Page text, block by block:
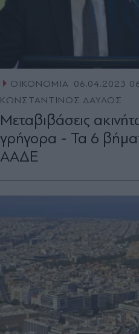
ΟΙΚΟΝΟΜΙΑ
06.04.2023
ΚΩΝΣΤΑΝΤΙΝΟΣ ΔΑΥΛΟΣ
Μεταβιβάσεις
γρήγορα - Τα 6
ΑΑΔΕ